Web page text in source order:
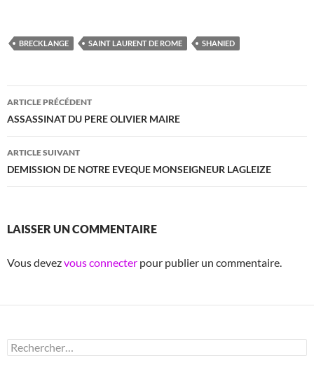
BRECKLANGE SAINT LAURENT DE ROME SHANIED
Navigation
des
articles
ARTICLE PRÉCÉDENT
ASSASSINAT DU PERE OLIVIER MAIRE
ARTICLE SUIVANT
DEMISSION DE NOTRE EVEQUE MONSEIGNEUR LAGLEIZE
LAISSER UN COMMENTAIRE
Vous devezvous connecter pour publier un commentaire.
Rechercher :